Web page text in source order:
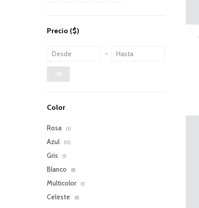
Precio ($)
OK
Color
Rosa (3)
Azul (12)
Gris (1)
Blanco (8)
Multicolor (1)
Celeste (8)